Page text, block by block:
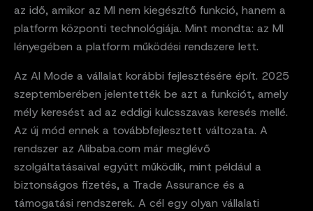
az idő, amikor az MI nem kiegészítő funkció, hanem a
platform központi technológiája. Mint mondta: az MI
lényegében a platform működési rendszere lett.
Az AI Mode a vállalat korábbi fejlesztésére épít. 2025
szeptemberében jelentették be azt a funkciót, amely
mély keresést ad az eddigi kulcsszavas keresés mellé.
Az új mód ennek a továbbfejlesztett változata. A
rendszer az Alibaba.com már meglévő
szolgáltatásaival együtt működik, mint például a
biztonságos fizetés, a Trade Assurance és a
támogatási rendszerek. A cél egy olyan vállalati